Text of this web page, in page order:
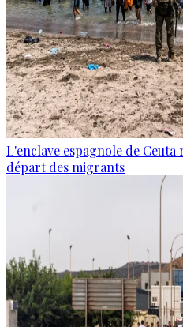
L'enclave espagnole de
départ des migrants